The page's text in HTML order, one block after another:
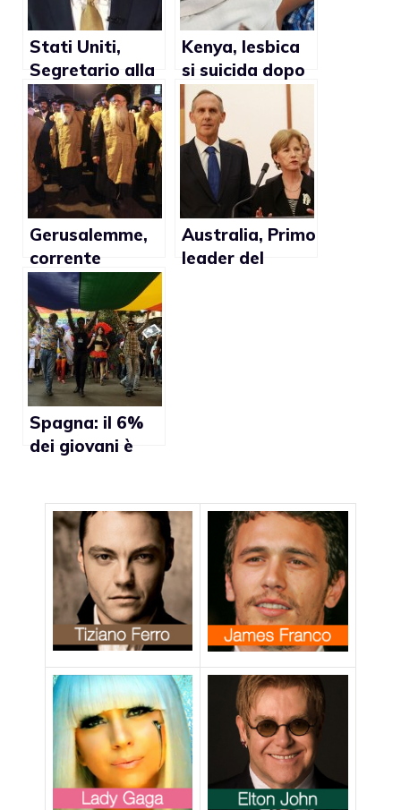
Stati Uniti,
Segretario alla
Difesa Leon
Panetta
ringrazia
militari lgbt
Kenya, lesbica
si suicida dopo
esser stata
tenuta in
ostaggio dalla
famiglia
Gerusalemme,
corrente
religiosa
ebraica a
favore di
rabbini gay
Australia, Primo
leader del
Spagna: il 6%
dei giovani è